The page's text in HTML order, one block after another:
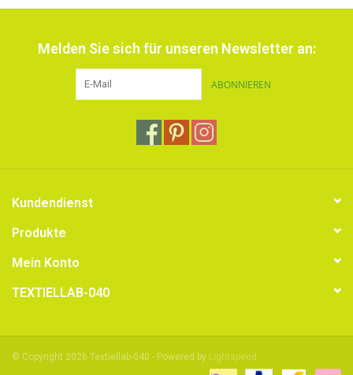
Melden Sie sich für unseren Newsletter an:
ABONNIEREN
Kundendienst
Produkte
Mein Konto
TEXTIELLAB-040
© Copyright 2026 Textiellab-040 - Powered by Lightspeed